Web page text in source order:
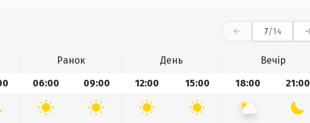
7/14
Ранок День
Вечір
06:00 09:00 12:00 15:00 18:00 21:00